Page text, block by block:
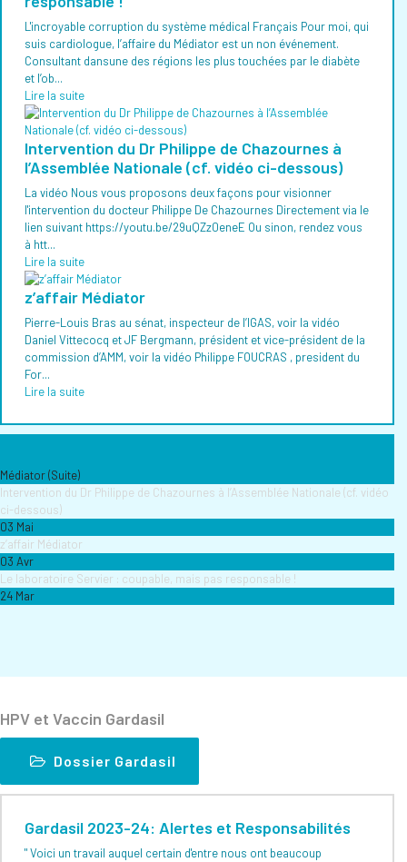
L'incroyable corruption du système médical Français Pour moi, qui
suis cardiologue, l’affaire du Médiator est un non événement.
Consultant dansune des régions les plus touchées par le diabète
et l’ob...
Lire la suite
Intervention du Dr Philippe de Chazournes à
l’Assemblée Nationale (cf. vidéo ci-dessous)
La vidéo Nous vous proposons deux façons pour visionner
l'intervention du docteur Philippe De Chazournes Directement via le
lien suivant https://youtu.be/29uQZz0eneE Ou sinon, rendez vous
à htt...
Lire la suite
z’affair Médiator
Pierre-Louis Bras au sénat, inspecteur de l’IGAS, voir la vidéo
Daniel Vittecocq et JF Bergmann, président et vice-président de la
commission d’AMM, voir la vidéo Philippe FOUCRAS , president du
For...
Lire la suite
Médiator (Suite)
Intervention du Dr Philippe de Chazournes à l’Assemblée Nationale (cf. vidéo
ci-dessous)
03 Mai
z’affair Médiator
03 Avr
Le laboratoire Servier : coupable, mais pas responsable !
24 Mar
HPV et Vaccin Gardasil
Dossier Gardasil
Gardasil 2023-24: Alertes et Responsabilités
" Voici un travail auquel certain d'entre nous ont beaucoup